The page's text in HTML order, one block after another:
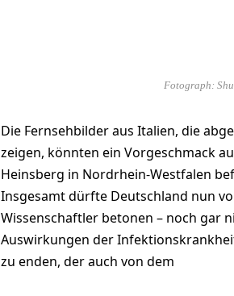
Fotograph:
Die Fernsehbilder aus Italien, die
zeigen, könnten ein Vorgeschmack
Heinsberg in Nordrhein-Westfalen
Insgesamt dürfte Deutschland nun
Wissenschaftler betonen – noch gar
Auswirkungen der
zu enden, der auch von dem